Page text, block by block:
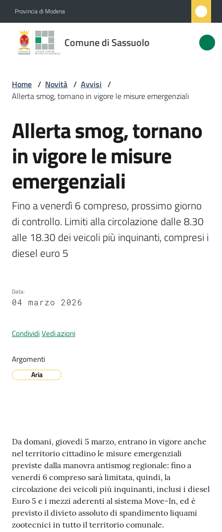
Provincia di Modena
Comune di Sassuolo
Comune
di
Novità
Servizi
Vivere
Sassuolo
e
r
a
e
t
e
s
i
t
S
a
s
s
u
Home / Novità / Avvisi /
Allerta smog, tornano in vigore le misure emergenziali
Salta al contenuto
Allerta smog, tornano
in vigore le misure
emergenziali
Fino a venerdì 6 compreso, prossimo giorno
di controllo. Limiti alla circolazione dalle 8.30
alle 18.30 dei veicoli più inquinanti, compresi i
diesel euro 5
Data:
04 marzo 2026
CondividiVedi azioni
Argomenti
Aria
Contenuto
Da domani, giovedì 5 marzo, entrano in vigore anche
nel territorio cittadino le misure emergenziali
previste dalla manovra antismog regionale: fino a
venerdì 6 compreso sarà limitata, quindi, la
circolazione dei veicoli più inquinanti, inclusi i diesel
Euro 5 e i mezzi aderenti al sistema Move-In, ed è
previsto il divieto assoluto di spandimento liquami
zootecnici in tutto il territorio comunale.